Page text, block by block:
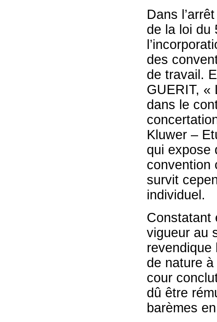
Dans
de la loi du
des
de travail.
GUERIT, «
dans le
Kluwer –
qui expose
convention
survit
individuel.
Constatant
vigueur au
revendique
de nature à
cour
dû être
barèmes